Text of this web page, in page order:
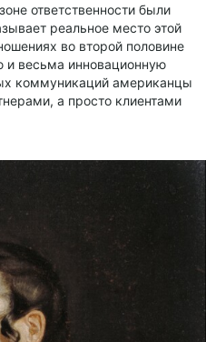
ответственности были
реальное место этой
во второй половине
весьма инновационную
коммуникаций американцы
а просто клиентами